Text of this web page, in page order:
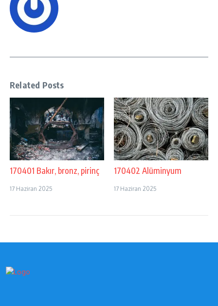
Related Posts
170401 Bakır, bronz, pirinç
17 Haziran 2025
170402 Alüminyum
17 Haziran 2025